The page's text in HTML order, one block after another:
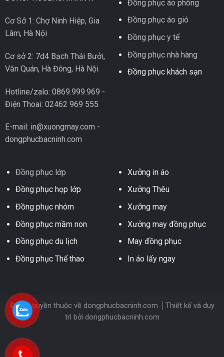
Cơ Sở 1: Chợ Ninh Hiệp, Gia
Lâm, Hà Nội
Cơ sở 2: 7d4 Bạch Thái Bưởi,
Văn Quán, Hà Đông, Hà Nội
Hotline/zalo: 0869.999.969 -
Điện Thoai: 02462 969 555
E-mail: in@xuongmay.com -
dongphucbacninh.com
Đồng phục áo phông
Đồng phục áo gió
Đồng phục y tế
Đồng phục nhà hàng
Đồng phục khách sạn
Đồng phục lớp
Đồng phục họp lớp
Đồng phục nhóm
Đồng phục mầm non
Đồng phục du lịch
Đồng phục Thể thao
Xưởng in áo
Xưởng Thêu
Xưởng may
Xưởng may đồng phục
May đồng phục
In áo lấy ngay
© Bản quyền thuộc về dongphucbacninh.com
Thiết kế và duy
trì bởi dongphucbacninh.com